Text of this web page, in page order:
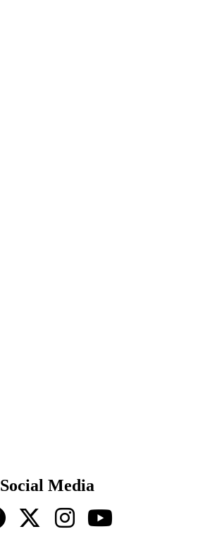
Social Media